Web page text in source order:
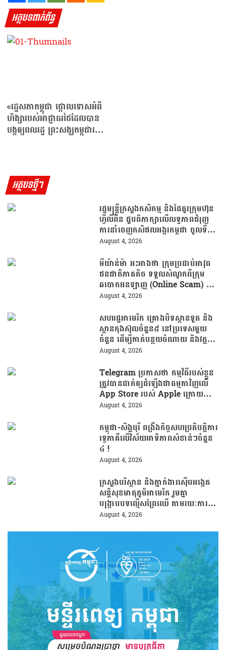
អត្ថបទពាក់ព័ន្ធ
«រដ្ឋសភាកម្ពុជា ថ្កោលទោសអំពី
ហិង្សារបស់អាជ្ញាធរថៃដែលបាន
បង្កឲ្យពលរដ្ឋ ព្រះសង្ឃកម្ពុជារង
អត្ថបទថ្មីៗ
រដ្ឋមន្រ្តីក្រសួងកសិកម្ម និងដៃគូរក្រុមហ៊ុន
ហ្វីលីពីន ជួបពិភាក្សាលើលទ្ធភាពជំរុញ
ការនាំចេញកសិផលអង្ករកម្ពុជា ចូលទី
ផ្សារហ្វីលីពីន
August 4, 2026
មីយ៉ាន់ម៉ា អះអាងថា ក្រុមប្រដាប់អាវុធ
ជនជាតិភាគតិច ទទួលសំណូកពីក្រុម
ឆបោកអនឡាញ (Online Scam) ជា
ថ្នូរនឹងការជួយរត់ចូលប្រទេសថៃ!
August 4, 2026
សហរដ្ឋអាមេរិក គ្រោងបិទស្ថានទូត និង
ស្ថានកុងស៊ុលចំនួន៥ នៅប្រទេសមួយ
ចំនួន ដើម្បីកាត់បន្ថយចំណាយ និងវត្ត
មានការទូតដែលគ្មានប្រសិទ្ធភាព
August 4, 2026
Telegram ប្រកាសថា កម្មវិធីរបស់ខ្លួន
ត្រូវបានដាក់ឲ្យដំឡើងជាធម្មតាវិញលើ
App Store របស់ Apple ក្រោយបាត់
ខ្លួនដោយគ្មានការបញ្ជាក់ពីមូលហេតុ
August 4, 2026
កម្ពុជា-សិង្ហបុរី ពង្រឹងកិច្ចសហប្រតិបត្តិការ
ទ្វេភាគីលើវិស័យអាទិភាពសំខាន់ៗចំនួន
៤ !
August 4, 2026
ក្រសួងបរិស្ថាន និងភ្នាក់ងារស៊ើបអង្កេត
សន្តិសុខមាតុភូមិអាមេរិក រួមគ្នា
បង្រ្កាបបទល្មើសព្រៃឈើ តាមរយៈការប្រើ
ប្រាស់បច្ចេកវិទ្យា
August 4, 2026